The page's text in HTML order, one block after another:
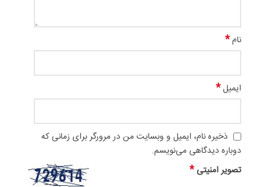
نام*
ایمیل*
ذخیره نام، ایمیل و وبسایت من در مرورگر برای زمانی که
دوباره دیدگاهی می‌نویسم.
تصویر امنیتی*